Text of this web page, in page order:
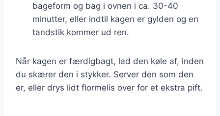
bageform og bag i ovnen i ca. 30-40
minutter, eller indtil kagen er gylden og en
tandstik kommer ud ren.
Når kagen er færdigbagt, lad den køle af, inden
du skærer den i stykker. Server den som den
er, eller drys lidt flormelis over for et ekstra pift.